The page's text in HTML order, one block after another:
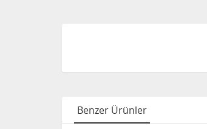
Benzer Ürünler